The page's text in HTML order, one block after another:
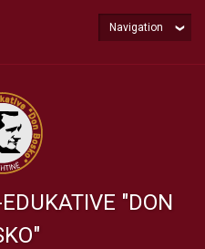
"DON
Navigation